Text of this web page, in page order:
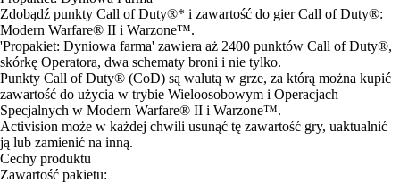
Zdobądź punkty Call of Duty®* i zawartość do gier Call of Duty®:
Modern Warfare® II i Warzone™.
'Propakiet: Dyniowa farma' zawiera aż 2400 punktów Call of Duty®,
skórkę Operatora, dwa schematy broni i nie tylko.
Punkty Call of Duty® (CoD) są walutą w grze, za którą można kupić
zawartość do użycia w trybie Wieloosobowym i Operacjach
Specjalnych w Modern Warfare® II i Warzone™.
Activision może w każdej chwili usunąć tę zawartość gry, uaktualnić
ją lub zamienić na inną.
Cechy produktu
Zawartość pakietu: